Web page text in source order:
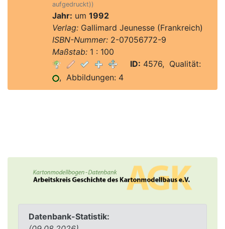
Datenbank-Statistik:
aufgedruckt))
Jahr: um 1992
Verlag:Gallimard Jeunesse (Frankreich)
ISBN-Nummer:2-07056772-9
Maßstab:1 : 100
ID: 4576, Qualität:
, Abbildungen: 4